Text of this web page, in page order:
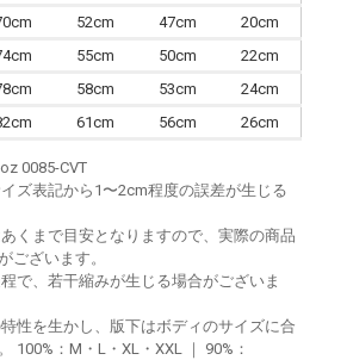
52cm 47cm
20cm
55cm 50cm
22cm
58cm 53cm
24cm
61cm 56cm 26cm
0085-CVT
ズ表記から1〜2cm程度の誤差が生じる
くまで目安となりますので、実際の商品
ございます。
で、若干縮みが生じる場合がございま
性を生かし、版下はボディのサイズに合
100%：M・L・XL・XXL ｜ 90%：